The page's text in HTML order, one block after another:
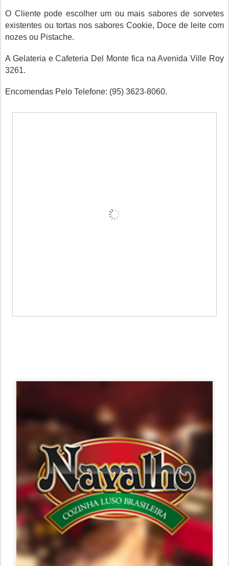
O Cliente pode escolher um ou mais sabores de sorvetes
existentes ou tortas nos sabores Cookie, Doce de leite com
nozes ou Pistache.
A Gelateria e Cafeteria Del Monte fica na Avenida Ville Roy
3261.
Encomendas Pelo Telefone: (95) 3623-8060.